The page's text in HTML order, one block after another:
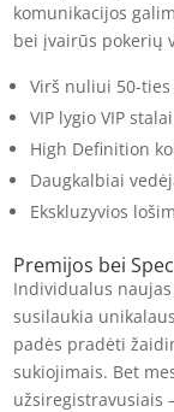
komunikacijos
bei įvairūs pokerių
Virš nuliui 50-
VIP lygio VIP
High Definition
Daugkalbiai
Ekskluzyvios
Premijos bei
Individualus
susilaukia
padės pradėti
sukiojimais. Bet
užsiregistravusiais